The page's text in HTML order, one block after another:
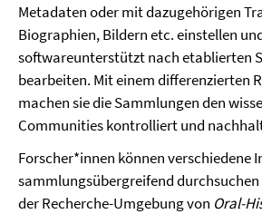
Metadaten oder mit dazugehörigen
Biographien, Bildern etc. einstellen
softwareunterstützt nach etablierten
bearbeiten. Mit einem differenzierten
machen sie die Sammlungen den
Communities kontrolliert und
Forscher*innen können verschiedene
sammlungsübergreifend
der Recherche-Umgebung von Oral-